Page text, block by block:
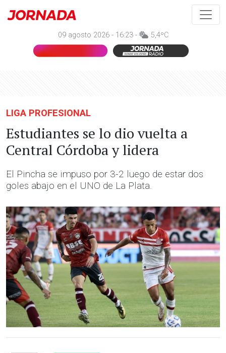
09 agosto 2026 - 16:23 - 5,4ºC
LIGA PROFESIONAL
Estudiantes se lo dio vuelta a
Central Córdoba y lidera
El Pincha se impuso por 3-2 luego de estar dos
goles abajo en el UNO de La Plata.